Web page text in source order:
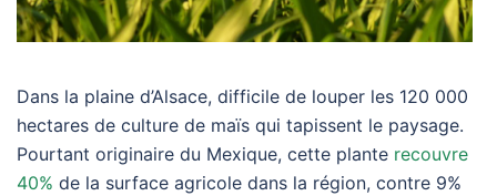
Dans la plaine d’Alsace, difficile de louper les 120 000
hectares de culture de maïs qui tapissent le paysage.
Pourtant originaire du Mexique, cette plante recouvre
40% de la surface agricole dans la région, contre 9%